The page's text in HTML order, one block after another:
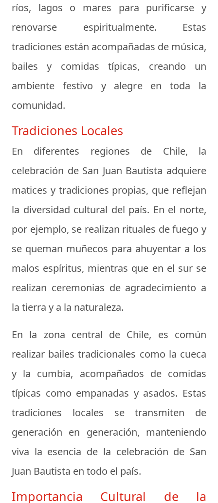
ríos, lagos o mares para purificarse y
renovarse espiritualmente. Estas
tradiciones están acompañadas de música,
bailes y comidas típicas, creando un
ambiente festivo y alegre en toda la
comunidad.
Tradiciones Locales
En diferentes regiones de Chile, la
celebración de San Juan Bautista adquiere
matices y tradiciones propias, que reflejan
la diversidad cultural del país. En el norte,
por ejemplo, se realizan rituales de fuego y
se queman muñecos para ahuyentar a los
malos espíritus, mientras que en el sur se
realizan ceremonias de agradecimiento a
la tierra y a la naturaleza.
En la zona central de Chile, es común
realizar bailes tradicionales como la cueca
y la cumbia, acompañados de comidas
típicas como empanadas y asados. Estas
tradiciones locales se transmiten de
generación en generación, manteniendo
viva la esencia de la celebración de San
Juan Bautista en todo el país.
Importancia Cultural de la